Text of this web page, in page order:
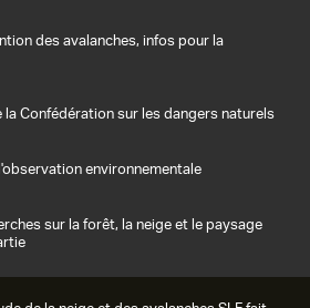
des avalanches, infos pour la
Confédération sur les dangers naturels
environnementale
sur la forêt, la neige et le paysage